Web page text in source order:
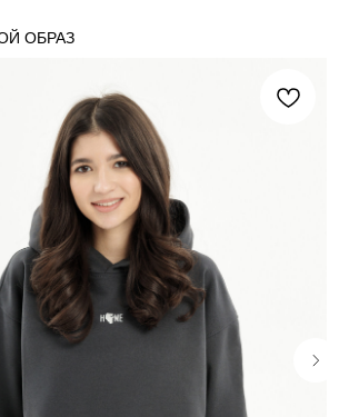
ОБРАЗ